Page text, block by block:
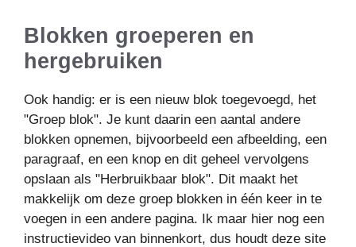
Blokken groeperen en
hergebruiken
Ook handig: er is een nieuw blok toegevoegd, het
"Groep blok". Je kunt daarin een aantal andere
blokken opnemen, bijvoorbeeld een afbeelding, een
paragraaf, en een knop en dit geheel vervolgens
opslaan als "Herbruikbaar blok". Dit maakt het
makkelijk om deze groep blokken in één keer in te
voegen in een andere pagina. Ik maar hier nog een
instructievideo van binnenkort, dus houdt deze site